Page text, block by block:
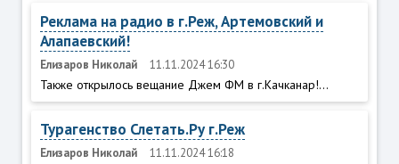
Реклама на радио в г.Реж, Артемовский и
Алапаевский!
Елизаров Николай 11.11.2024 16:30
Также открылось вещание Джем ФМ в г.Качканар!...
Турагенство Слетать.Ру г.Реж
Елизаров Николай 11.11.2024 16:18